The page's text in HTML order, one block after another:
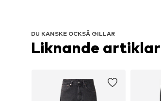
DU KANSKE OCKSÅ GILLAR
Liknande artiklar